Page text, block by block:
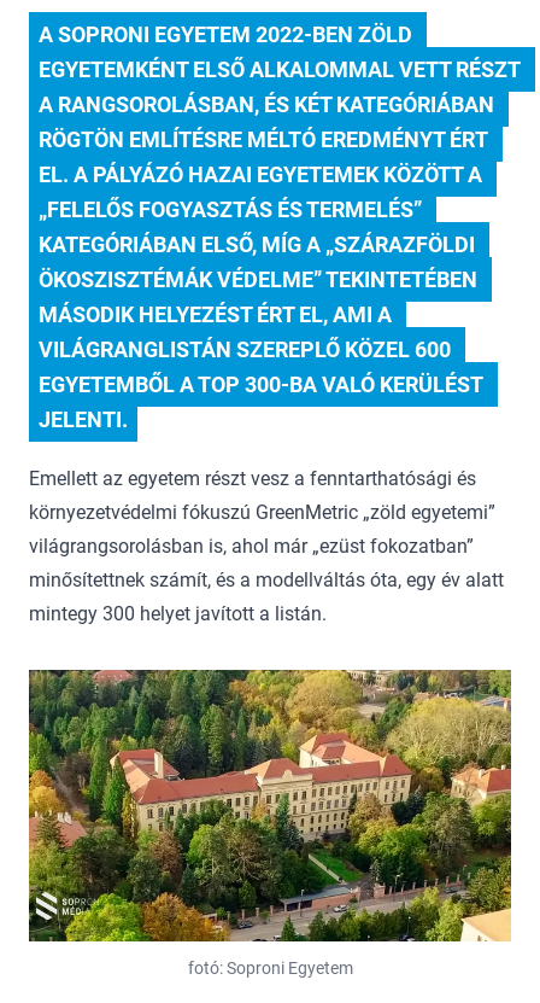
A SOPRONI EGYETEM 2022-BEN ZÖLD
EGYETEMKÉNT ELSŐ ALKALOMMAL VETT RÉSZT
A RANGSOROLÁSBAN, ÉS KÉT KATEGÓRIÁBAN
RÖGTÖN EMLÍTÉSRE MÉLTÓ EREDMÉNYT ÉRT
EL. A PÁLYÁZÓ HAZAI EGYETEMEK KÖZÖTT A
„FELELŐS FOGYASZTÁS ÉS TERMELÉS”
KATEGÓRIÁBAN ELSŐ, MÍG A „SZÁRAZFÖLDI
ÖKOSZISZTÉMÁK VÉDELME” TEKINTETÉBEN
MÁSODIK HELYEZÉST ÉRT EL, AMI A
VILÁGRANGLISTÁN SZEREPLŐ KÖZEL 600
EGYETEMBŐL A TOP 300-BA VALÓ KERÜLÉST
JELENTI.
Emellett az egyetem részt vesz a fenntarthatósági és
környezetvédelmi fókuszú GreenMetric „zöld egyetemi”
világrangsorolásban is, ahol már „ezüst fokozatban”
minősítettnek számít, és a modellváltás óta, egy év alatt
mintegy 300 helyet javított a listán.
fotó: Soproni Egyetem